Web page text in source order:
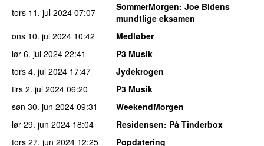
tors 11. jul 2024 07:07 SommerMorgen: Joe Bidens
mundtlige eksamen
ons 10. jul 2024 10:42
Medløber
lør 6. jul 2024 22:41
P3 Musik
tors 4. jul 2024 17:47
Jydekrogen
tirs 2. jul 2024 06:20
P3 Musik
søn 30. jun 2024 09:31
WeekendMorgen
lør 29. jun 2024 18:04 Residensen: På Tinderbox
tors 27. jun 2024 12:25 Popdatering